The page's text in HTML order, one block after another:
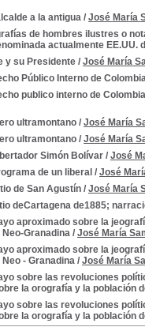
a la antigua / José María
de hombres ilustres o
actualmente EE.UU.
y su Presidente / José María
Público Interno de
publico interno de
ultramontano / José María
ultramontano / José María
Simón Bolívar / José
de un liberal / José
de San Agustín / José María
deCartagena de1885;
aproximado sobre la
Neo-Granadina / José María
aproximado sobre la
- Granadina / José María
sobre las revoluciones
la orografía y la población
sobre las revoluciones
la orografía y la población
-Biografías